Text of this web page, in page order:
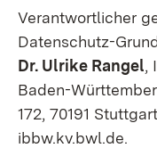
Verantwortlicher
Datenschutz-
Dr. Ulrike Rangel,
Baden-
172, 70191
ibbw.kv.bwl.de.